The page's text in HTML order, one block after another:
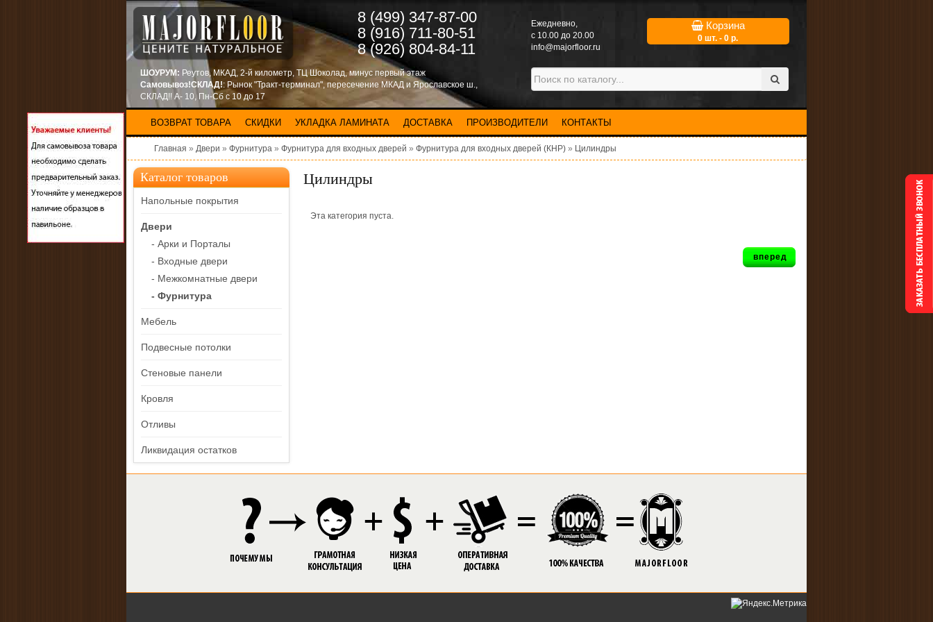
8 (499) 347-87-00
8 (916) 711-80-51
8 (926) 804-84-11
Eжедневно,
с 10.00 до 20.00
info@majorfloor.ru
Корзина
0 шт. - 0 р.
ШОУРУМ: Реутов, МКАД, 2-й километр, ТЦ Шоколад, минус первый этаж
Самовывоз!СКЛАД!: Рынок "Тракт-терминал", пересечение МКАД и Ярославское ш.,
СКЛАД!! А- 10, Пн-Сб с 10 до 17
ВОЗВРАТ ТОВАРА СКИДКИ УКЛАДКА ЛАМИНАТА ДОСТАВКА ПРОИЗВОДИТЕЛИ КОНТАКТЫ
Главная » Двери » Фурнитура » Фурнитура для входных дверей » Фурнитура для входных дверей (КНР) » Цилиндры
Каталог товаров
Напольные покрытия
Двери
- Арки и Порталы
- Входные двери
- Межкомнатные двери
- Фурнитура
Мебель
Подвесные потолки
Стеновые панели
Кровля
Отливы
Ликвидация остатков
Цилиндры
Эта категория пуста.
вперед